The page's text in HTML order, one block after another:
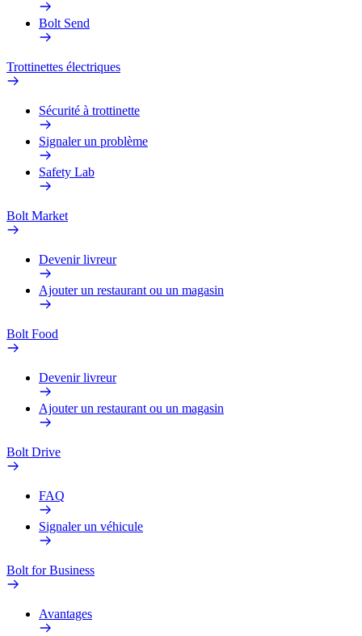
Bolt Send
Trottinettes électriques
Sécurité à trottinette
Signaler un problème
Safety Lab
Bolt Market
Devenir livreur
Ajouter un restaurant ou un magasin
Bolt Food
Devenir livreur
Ajouter un restaurant ou un magasin
Bolt Drive
FAQ
Signaler un véhicule
Bolt for Business
Avantages